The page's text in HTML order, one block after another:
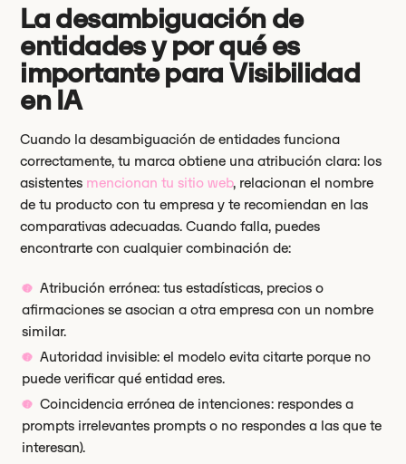
La desambiguación de
entidades y por qué es
importante para Visibilidad
en IA
Cuando la desambiguación de entidades funciona
correctamente, tu marca obtiene una atribución clara: los
asistentes mencionan tu sitio web, relacionan el nombre
de tu producto con tu empresa y te recomiendan en las
comparativas adecuadas. Cuando falla, puedes
encontrarte con cualquier combinación de:
Atribución errónea: tus estadísticas, precios o
afirmaciones se asocian a otra empresa con un nombre
similar.
Autoridad invisible: el modelo evita citarte porque no
puede verificar qué entidad eres.
Coincidencia errónea de intenciones: respondes a
prompts irrelevantes prompts o no respondes a las que te
interesan).